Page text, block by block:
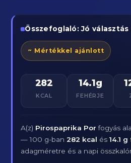
Összefoglaló: Jó választás
~ Mértékkel ajánlott
282
KCAL
14.1g
FEHÉRJE
A(z) Pirospaprika Por fogyás
— 100 g-ban282 kcal és14.1
adagméretre és a napi